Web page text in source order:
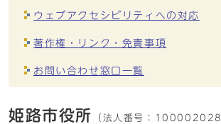
ウェブアクセシビリティへの対応
著作権・リンク・免責事項
お問い合わせ窓口一覧
姫路市役所 （法人番号：